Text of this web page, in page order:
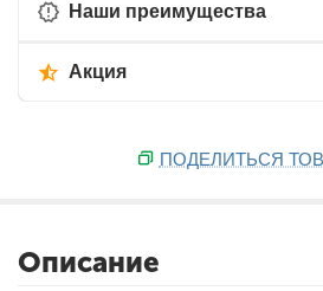
Наши преимущества
Акция
ПОДЕЛИТЬСЯ
Описание